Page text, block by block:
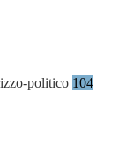
politico 104